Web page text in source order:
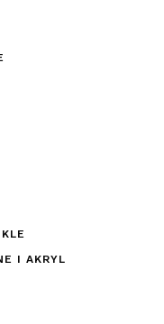
I AKRYL